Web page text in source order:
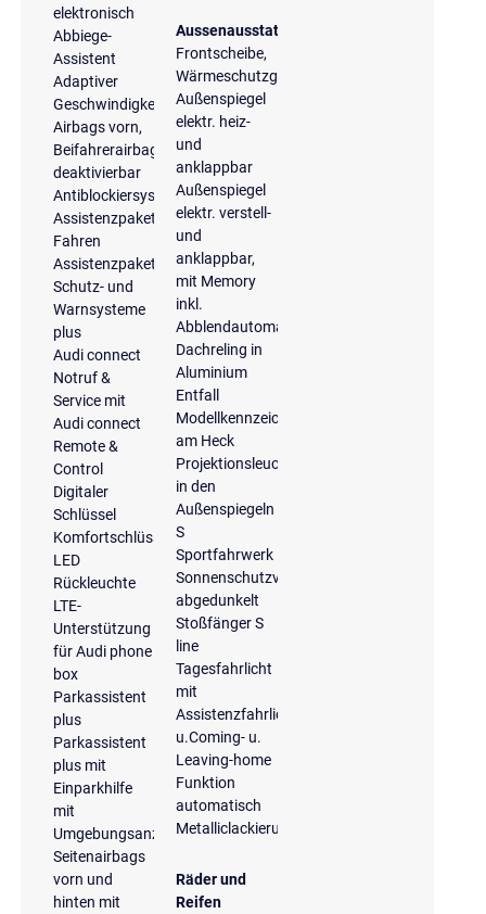
elektronisch
Abbiege-
Assistent
Adaptiver
Geschwindigkeitsassistent
Airbags vorn,
Beifahrerairbag
deaktivierbar
Antiblockiersystem
Assistenzpaket
Fahren
Assistenzpaket
Schutz- und
Warnsysteme
plus
Audi connect
Notruf &
Service mit
Audi connect
Remote &
Control
Digitaler
Schlüssel
Komfortschlüssel
LED
Rückleuchte
LTE-
Unterstützung
für Audi phone
box
Parkassistent
plus
Parkassistent
plus mit
Einparkhilfe
mit
Umgebungsanzeige
Seitenairbags
vorn und
hinten mit
Aussenausstattung
Frontscheibe,
Wärmeschutzglas
Außenspiegel
elektr. heiz-
und
anklappbar
Außenspiegel
elektr. verstell-
und
anklappbar,
mit Memory
inkl.
Abblendautomatik
Dachreling in
Aluminium
Entfall
Modellkennzeichnung
am Heck
Projektionsleuchte
in den
Außenspiegeln
S
Sportfahrwerk
Sonnenschutzverglasung
abgedunkelt
Stoßfänger S
line
Tagesfahrlicht
mit
Assistenzfahrlicht
u.Coming- u.
Leaving-home
Funktion
automatisch
Metalliclackierung
Räder und
Reifen